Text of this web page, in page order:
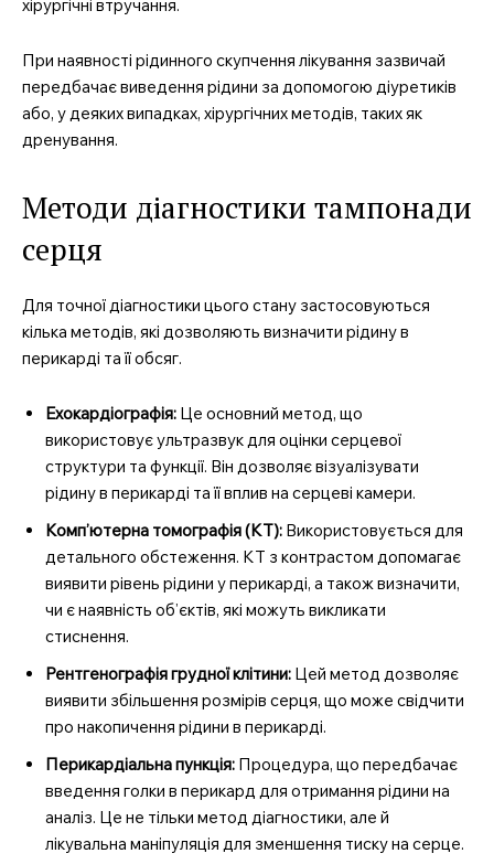
хірургічні втручання.
При наявності рідинного скупчення лікування зазвичай
передбачає виведення рідини за допомогою діуретиків
або, у деяких випадках, хірургічних методів, таких як
дренування.
Методи діагностики тампонади
серця
Для точної діагностики цього стану застосовуються
кілька методів, які дозволяють визначити рідину в
перикарді та її обсяг.
Ехокардіографія: Це основний метод, що
використовує ультразвук для оцінки серцевої
структури та функції. Він дозволяє візуалізувати
рідину в перикарді та її вплив на серцеві камери.
Комп’ютерна томографія (КТ): Використовується для
детального обстеження. КТ з контрастом допомагає
виявити рівень рідини у перикарді, а також визначити,
чи є наявність об’єктів, які можуть викликати
стиснення.
Рентгенографія грудної клітини: Цей метод дозволяє
виявити збільшення розмірів серця, що може свідчити
про накопичення рідини в перикарді.
Перикардіальна пункція: Процедура, що передбачає
введення голки в перикард для отримання рідини на
аналіз. Це не тільки метод діагностики, але й
лікувальна маніпуляція для зменшення тиску на серце.